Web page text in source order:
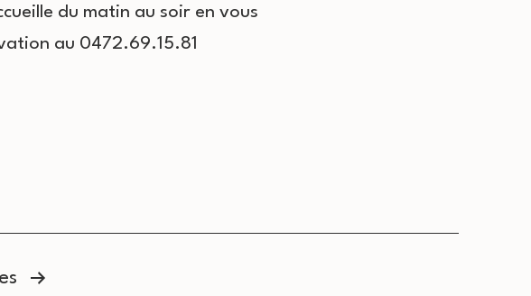
du matin au soir en vous
au 0472.69.15.81